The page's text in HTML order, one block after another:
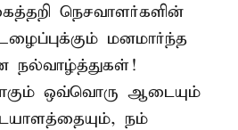
நெசவாளர்களின்
மனமார்ந்த
நல்வாழ்த்துகள்!
ஒவ்வொரு ஆடையும்
நம்